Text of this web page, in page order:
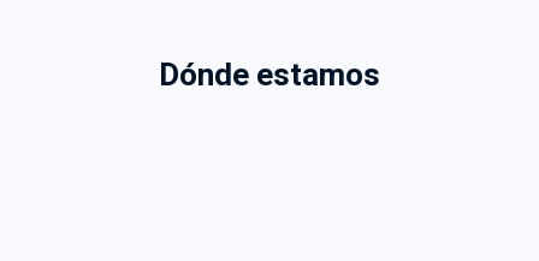
Dónde estamos